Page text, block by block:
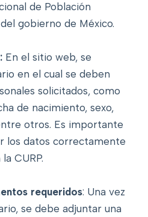
de Población
gobierno de México.
En el sitio web, se
en el cual se deben
solicitados, como
de nacimiento, sexo,
otros. Es importante
los datos correctamente
CURP.
requeridos: Una vez
se debe adjuntar una